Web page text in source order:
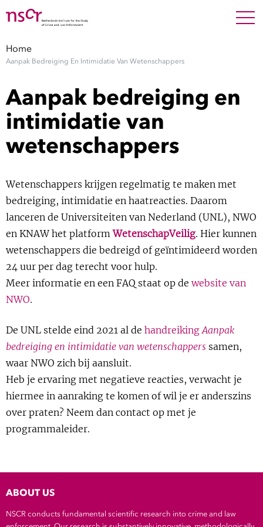
Staff Show
Factsheets
About NSCR
Contact Show
Courses
Home
Aanpak Bedreiging En Intimidatie Van Wetenschappers
Aanpak bedreiging en
intimidatie van
wetenschappers
Wetenschappers krijgen regelmatig te maken met
bedreiging, intimidatie en haatreacties. Daarom
lanceren de Universiteiten van Nederland (UNL), NWO
en KNAW het platformWetenschapVeilig. Hier kunnen
wetenschappers die bedreigd of geïntimideerd worden
24 uur per dag terecht voor hulp.
Meer informatie en een FAQ staat op de website van
NWO.
De UNL stelde eind 2021 al de handreikingAanpak
bedreiging en intimidatie van wetenschappers samen,
waar NWO zich bij aansluit.
Heb je ervaring met negatieve reacties, verwacht je
hiermee in aanraking te komen of wil je er anderszins
over praten? Neem dan contact op met je
programmaleider.
ABOUT US
NSCR conducts fundamental scientific research into crime and law